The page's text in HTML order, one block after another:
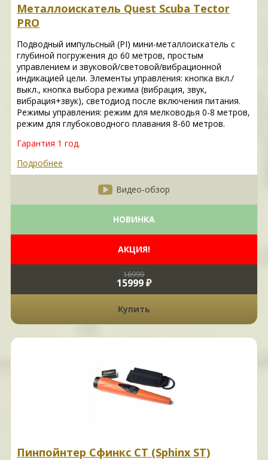
Металлоискатель Quest Scuba Tector
PRO
Подводный импульсный (PI) мини-металлоискатель с
глубиной погружения до 60 метров, простым
управлением и звуковой/световой/вибрационной
индикацией цели. Элементы управления: кнопка вкл./
выкл., кнопка выбора режима (вибрация, звук,
вибрация+звук), светодиод после включения питания.
Режимы управления: режим для мелководья 0-8 метров,
режим для глубоководного плавания 8-60 метров.
Гарантия 1 год.
Подробнее
Видео-обзор
НОВИНКА
АКЦИЯ!
16999
15999 ₽
Купить
Пинпойнтер Сфинкс СТ (Sphinx ST)